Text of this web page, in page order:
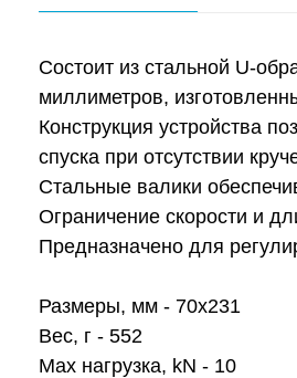
Состоит из стальной U-
миллиметров,
Конструкция устройства
спуска при отсутствии
Стальные валики
Ограничение скорости и
Предназначено для
Размеры, мм - 70х231
Вес, г - 552
Мах нагрузка, kN - 10